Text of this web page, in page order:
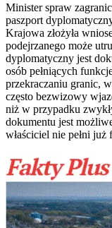
Minister spraw
paszport
Krajowa złożyła
podejrzanego może
dyplomatyczny jest
osób pełniących
przekraczaniu granic,
często bezwizowy
niż w przypadku
dokumentu jest
właściciel nie pełni